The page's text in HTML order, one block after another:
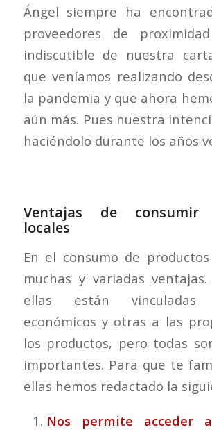
Ángel siempre ha
proveedores de
indiscutible de nuestra
que veníamos realizando
la pandemia y que ahora
aún más. Pues nuestra
haciéndolo durante los años
Ventajas de consumir
locales
En el consumo de
muchas y variadas
ellas están
económicos y otras a las
los productos, pero todas
importantes. Para que te
ellas hemos redactado la
Nos permite acceder